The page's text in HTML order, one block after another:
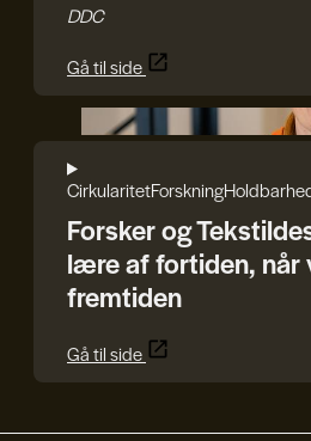
DDC
Gå til side
Rasmus Blicher
CirkularitetForskning
Forsker og
lære af fortiden, når
fremtiden
Gå til side